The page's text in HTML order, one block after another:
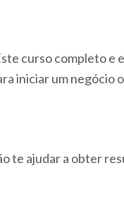
curso completo e
iniciar um negócio
te ajudar a obter